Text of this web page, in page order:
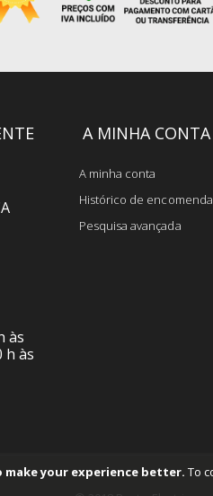
make your experience better. To
às
h às
A MINHA CONTA
A minha conta
Histórico de
Pesquisa avançada